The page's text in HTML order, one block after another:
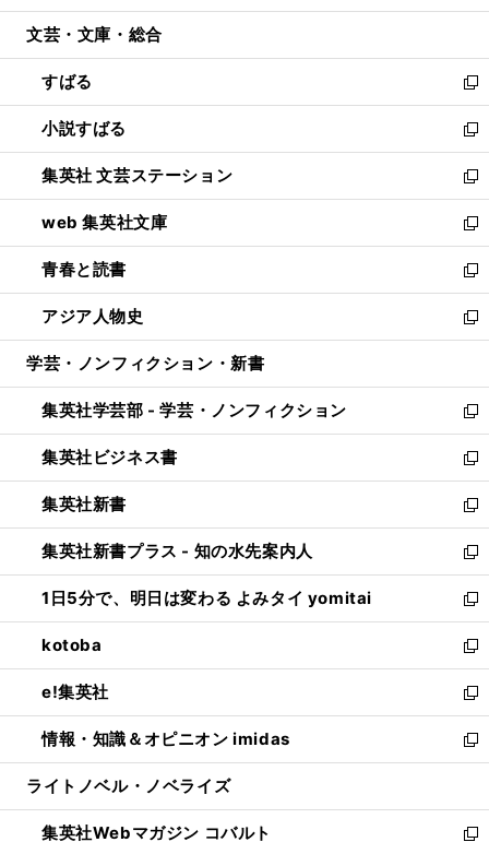
開
ウ
開
く
ン
ウ
で
開
く
ウ
ン
ド
ウ
で
開
く
文芸・文庫・総合
すばる
新
し
い
ウ
ィ
ン
ド
ウ
で
開
く
小説すばる
新
し
い
ウ
ィ
ン
ド
ウ
で
開
集英社 文芸ステーション
新
し
い
ウ
ィ
ン
ド
ウ
開
く
web 集英社文庫
新
し
い
ウ
ィ
ン
ウ
で
開
く
青春と読書
新
し
い
ウ
ン
ド
ウ
で
開
く
アジア人物史
新
し
ウ
ィ
ン
ド
ウ
で
開
く
学芸・ノンフィクション・新書
集英社学芸部 - 学芸・ノンフィクション
新
し
い
ウ
ィ
ン
ド
ウ
で
開
く
集英社ビジネス書
新
し
い
ウ
ィ
ン
ド
ウ
で
開
く
集英社新書
新
し
い
ウ
ィ
ン
ド
ウ
で
開
く
集英社新書プラス - 知の水先案内人
新
し
い
ウ
ィ
ン
ド
ウ
で
開
1日5分で、明日は変わる よみタイ yomitai
新
し
い
ウ
ィ
ン
ド
ウ
開
く
kotoba
新
し
い
ウ
ィ
ン
ウ
で
e!集英社
新
し
い
ウ
ン
ド
情報・知識＆オピニオン imidas
新
し
ウ
ィ
ライトノベル・ノベライズ
集英社Webマガジン コバルト
新